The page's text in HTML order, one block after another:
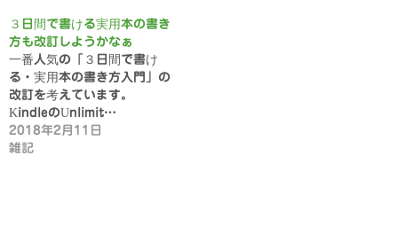
３日間で書ける実用本の書き
方も改訂しようかなぁ
一番人気の「３日間で書け
る・実用本の書き方入門」の
改訂を考えています。
KindleのUnlimit…
2018年2月11日
雑記